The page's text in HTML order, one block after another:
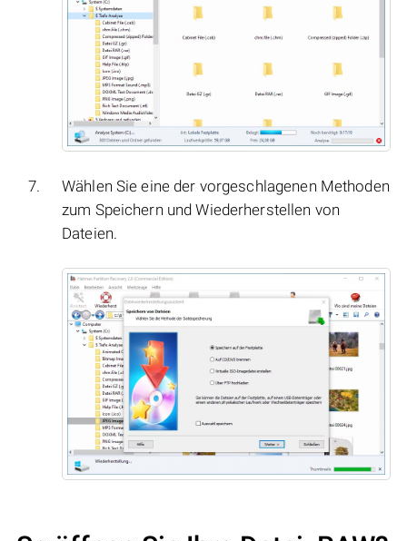
Wählen Sie eine der vorgeschlagenen Methoden
zum Speichern und Wiederherstellen von
Dateien.